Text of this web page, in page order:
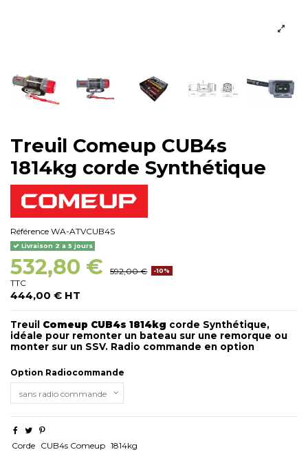
Treuil Comeup CUB4s
1814kg corde Synthétique
Référence WA-ATVCUB4S
Livraison 2 a 5 jours
532,80 € 592,00 € -10%
TTC
444,00 € HT
Treuil Comeup CUB4s 1814kg corde Synthétique,
idéale pour remonter un bateau sur une remorque ou
monter sur un SSV. Radio commande en option
Option Radiocommande
Corde CUB4s Comeup 1814kg